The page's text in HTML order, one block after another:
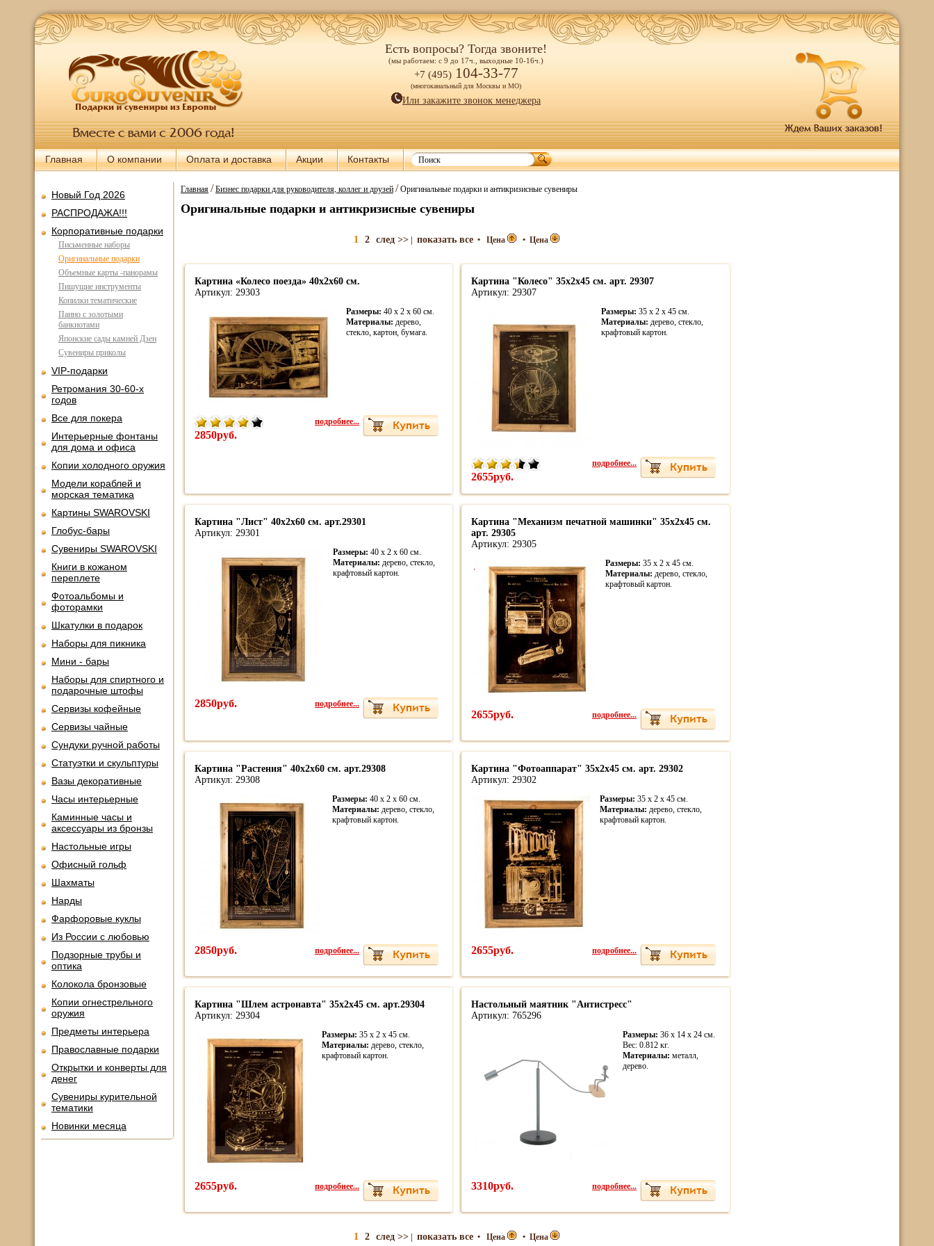
Есть вопросы? Тогда звоните!
(мы работаем: с 9 до 17ч., выходные 10-16ч.)
+7 (495) 104-33-77
(многоканальный для Москвы и МО)
Или закажите звонок менеджера
Главная О компании Оплата и доставка Акции Контакты
Новый Год 2026
РАСПРОДАЖА!!!
Корпоративные подарки
Письменные наборы
Оригинальные подарки
Объемные карты -панорамы
Пишущие инструменты
Копилки тематические
Панно с золотыми
банкнотами
Японские сады камней Дзен
Сувениры приколы
VIP-подарки
Ретромания 30-60-х
годов
Все для покера
Интерьерные фонтаны
для дома и офиса
Копии холодного оружия
Модели кораблей и
морская тематика
Картины SWAROVSKI
Глобус-бары
Сувениры SWAROVSKI
Книги в кожаном
переплете
Фотоальбомы и
фоторамки
Шкатулки в подарок
Наборы для пикника
Мини - бары
Наборы для спиртного и
подарочные штофы
Сервизы кофейные
Сервизы чайные
Сундуки ручной работы
Статуэтки и скульптуры
Вазы декоративные
Часы интерьерные
Каминные часы и
аксессуары из бронзы
Настольные игры
Офисный гольф
Шахматы
Нарды
Фарфоровые куклы
Из России с любовью
Подзорные трубы и
оптика
Колокола бронзовые
Копии огнестрельного
оружия
Предметы интерьера
Православные подарки
Открытки и конверты для
денег
Сувениры курительной
тематики
Новинки месяца
Главная/Бизнес подарки для руководителя, коллег и друзей/Оригинальные подарки и антикризисные сувениры
Оригинальные подарки и антикризисные сувениры
1 2 след >> показать все • Цена • Цена
Картина «Колесо поезда» 40х2х60 см.
Артикул: 29303
Размеры: 40 x 2 x 60 cм.
Материалы: дерево,
стекло, картон, бумага.
2850руб.
подробнее...
Картина "Колесо" 35х2х45 см. арт. 29307
Артикул: 29307
Размеры: 35 x 2 x 45 cм.
Материалы: дерево, стекло,
крафтовый картон.
2655руб.
подробнее...
Картина "Лист" 40х2х60 см. арт.29301
Артикул: 29301
Размеры: 40 x 2 x 60 cм.
Материалы: дерево, стекло,
крафтовый картон.
2850руб. подробнее...
Картина "Механизм печатной машинки" 35х2х45 см.
арт. 29305
Артикул: 29305
Размеры: 35 x 2 x 45 cм.
Материалы: дерево, стекло,
крафтовый картон.
2655руб. подробнее...
Картина "Растения" 40х2х60 см. арт.29308
Артикул: 29308
Размеры: 40 x 2 x 60 cм.
Материалы: дерево, стекло,
крафтовый картон.
2850руб. подробнее...
Картина "Фотоаппарат" 35х2х45 см. арт. 29302
Артикул: 29302
Размеры: 35 x 2 x 45 cм.
Материалы: дерево, стекло,
крафтовый картон.
2655руб. подробнее...
Картина "Шлем астронавта" 35х2х45 см. арт.29304
Артикул: 29304
Размеры: 35 x 2 x 45 cм.
Материалы: дерево, стекло,
крафтовый картон.
2655руб. подробнее...
Настольный маятник "Антистресс"
Артикул: 765296
Размеры: 36 x 14 x 24 см.
Вес: 0.812 кг.
Материалы: металл,
дерево.
3310руб. подробнее...
1 2 след >> показать все • Цена • Цена